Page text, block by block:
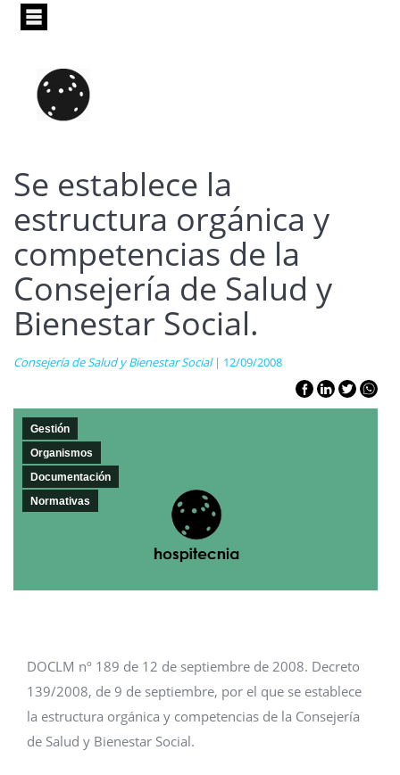
Pasar
principal
Se establece la
estructura orgánica y
competencias de la
Consejería de Salud y
Bienestar Social.
Consejería de Salud y Bienestar Social| 12/09/2008
Gestión
Organismos
Documentación
Normativas
DOCLM nº 189 de 12 de septiembre de 2008. Decreto
139/2008, de 9 de septiembre, por el que se establece
la estructura orgánica y competencias de la Consejería
de Salud y Bienestar Social.